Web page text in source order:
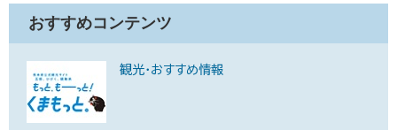
おすすめコンテンツ
観光・おすすめ情報